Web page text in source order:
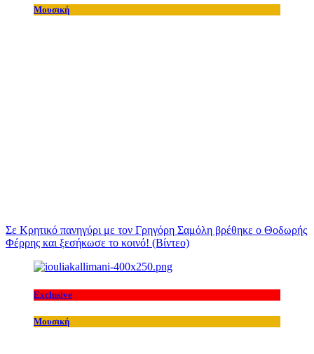
Μουσική
Σε Κρητικό πανηγύρι με τον Γρηγόρη Σαμόλη βρέθηκε ο Θοδωρής
Φέρρης και ξεσήκωσε το κοινό! (Βίντεο)
Exclusive
Μουσική